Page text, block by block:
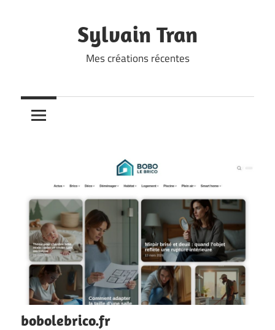
Sylvain Tran
Mes créations récentes
bobolebrico.fr